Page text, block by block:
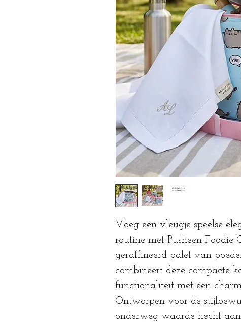
Voeg een vleugje speelse
routine met Pusheen Foodie
geraffineerd palet van
combineert deze compacte
functionaliteit met een
Ontworpen voor de
onderweg waarde hecht aan